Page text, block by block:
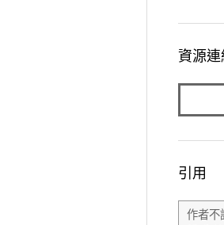
資源連
引用